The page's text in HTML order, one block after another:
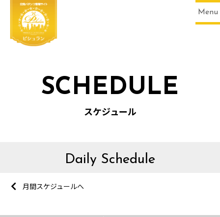
Menu
SCHEDULE
スケジュール
Daily Schedule
月間スケジュールへ